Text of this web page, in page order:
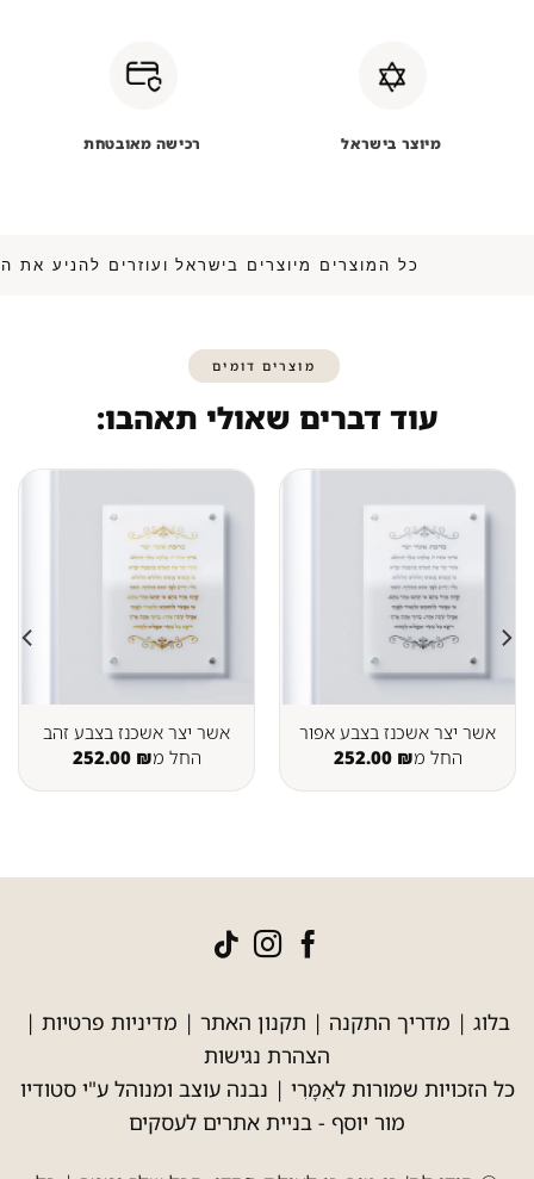
מיוצר בישראל רכישה מאובטחת
כל המוצרים מיוצרים בישראל ועוזרים
מוצרים דומים
עוד דברים שאולי תאהבו:
אשר יצר אשכנז בצבע אפור
החל מ
252.00 ₪
אשר יצר אשכנז בצבע זהב
החל מ
252.00 ₪
בלוג | מדריך התקנה | תקנון האתר | מדיניות פרטיות |
הצהרת נגישות
כל הזכויות שמורות לאַמָּרִי | נבנה עוצב ומנוהל ע"י סטודיו
מור יוסף - בניית אתרים לעסקים